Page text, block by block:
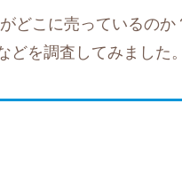
どこに売っているの
どを調査してみました。